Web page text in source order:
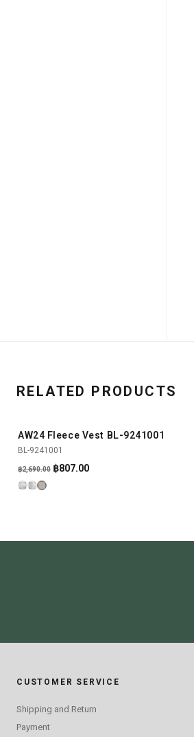
RELATED PRODUCTS
-70% SHOP NOW
AW24 Fleece Vest BL-9241001
BL-9241001
฿2,690.00 Original
฿807.00Current
CUSTOMER SERVICE
Shipping and Return
Payment